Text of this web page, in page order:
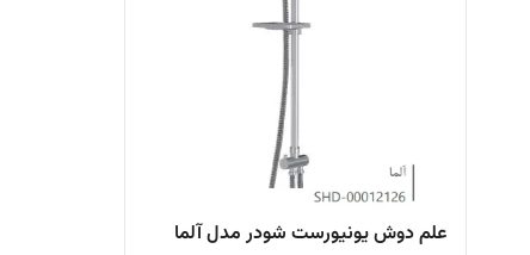
علم دوش یونیورست شودر مدل آلما